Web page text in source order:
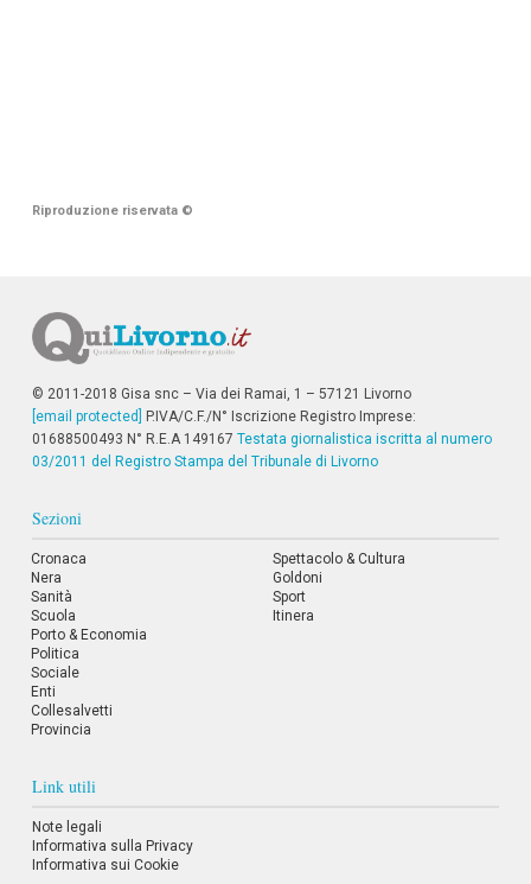
Riproduzione riservata ©
© 2011-2018 Gisa snc – Via dei Ramai, 1 – 57121 Livorno
[email protected]
P.IVA/C.F./N° Iscrizione Registro Imprese:
01688500493 N° R.E.A 149167 Testata giornalistica iscritta al numero
03/2011 del Registro Stampa del Tribunale di Livorno
Sezioni
Cronaca
Nera
Sanità
Scuola
Porto & Economia
Politica
Sociale
Enti
Collesalvetti
Provincia
Spettacolo & Cultura
Goldoni
Sport
Itinera
Link utili
Note legali
Informativa sulla Privacy
Informativa sui Cookie